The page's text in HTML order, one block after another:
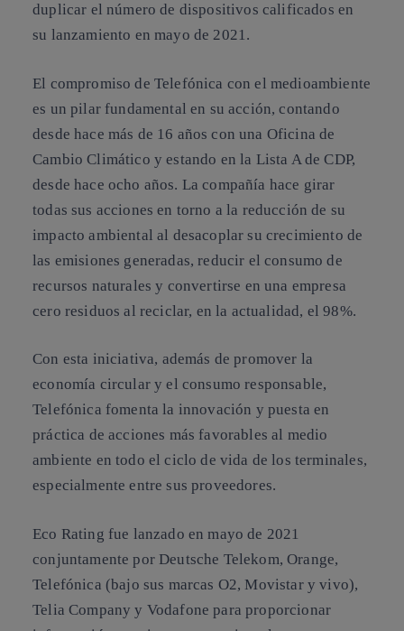
duplicar el número de dispositivos calificados en
su lanzamiento en mayo de 2021.
El compromiso de Telefónica con el medioambiente
es un pilar fundamental en su acción, contando
desde hace más de 16 años con una Oficina de
Cambio Climático y estando en la Lista A de CDP,
desde hace ocho años. La compañía hace girar
todas sus acciones en torno a la reducción de su
impacto ambiental al desacoplar su crecimiento de
las emisiones generadas, reducir el consumo de
recursos naturales y convertirse en una empresa
cero residuos al reciclar, en la actualidad, el 98%.
Con esta iniciativa, además de promover la
economía circular y el consumo responsable,
Telefónica fomenta la innovación y puesta en
práctica de acciones más favorables al medio
ambiente en todo el ciclo de vida de los terminales,
especialmente entre sus proveedores.
Eco Rating fue lanzado en mayo de 2021
conjuntamente por Deutsche Telekom, Orange,
Telefónica (bajo sus marcas O2, Movistar y vivo),
Telia Company y Vodafone para proporcionar